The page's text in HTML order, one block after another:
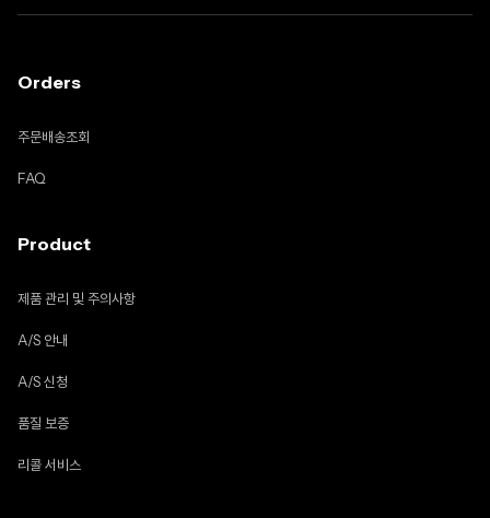
Orders
주문배송조회
FAQ
Product
제품 관리 및 주의사항
A/S 안내
A/S 신청
품질 보증
리콜 서비스